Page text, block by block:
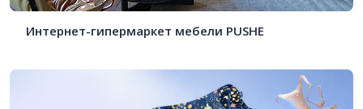
Интернет-гипермаркет мебели PUSHE